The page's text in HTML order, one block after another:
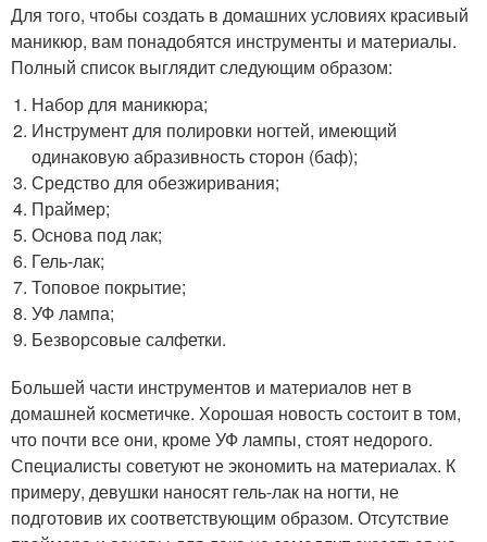
Для того, чтобы создать в домашних условиях красивый
маникюр, вам понадобятся инструменты и материалы.
Полный список выглядит следующим образом:
Набор для маникюра;
Инструмент для полировки ногтей, имеющий
одинаковую абразивность сторон (баф);
Средство для обезжиривания;
Праймер;
Основа под лак;
Гель-лак;
Топовое покрытие;
УФ лампа;
Безворсовые салфетки.
Большей части инструментов и материалов нет в
домашней косметичке. Хорошая новость состоит в том,
что почти все они, кроме УФ лампы, стоят недорого.
Специалисты советуют не экономить на материалах. К
примеру, девушки наносят гель-лак на ногти, не
подготовив их соответствующим образом. Отсутствие